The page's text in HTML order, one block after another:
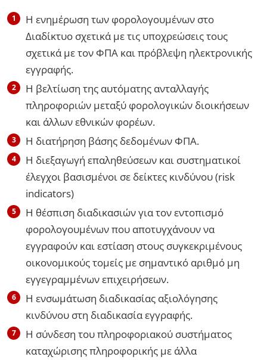
Η ενημέρωση των φορολογουμένων στο
Διαδίκτυο σχετικά με τις υποχρεώσεις τους
σχετικά με τον ΦΠΑ και πρόβλεψη ηλεκτρονικής
εγγραφής.
Η βελτίωση της αυτόματης ανταλλαγής
πληροφοριών μεταξύ φορολογικών διοικήσεων
και άλλων εθνικών φορέων.
Η διατήρηση βάσης δεδομένων ΦΠΑ.
Η διεξαγωγή επαληθεύσεων και συστηματικοί
έλεγχοι βασισμένοι σε δείκτες κινδύνου (risk
indicators)
Η θέσπιση διαδικασιών για τον εντοπισμό
φορολογουμένων που αποτυγχάνουν να
εγγραφούν και εστίαση στους συγκεκριμένους
οικονομικούς τομείς με σημαντικό αριθμό μη
εγγεγραμμένων επιχειρήσεων.
Η ενσωμάτωση διαδικασίας αξιολόγησης
κινδύνου στη διαδικασία εγγραφής.
Η σύνδεση του πληροφοριακού συστήματος
καταχώρισης πληροφορικής με άλλα